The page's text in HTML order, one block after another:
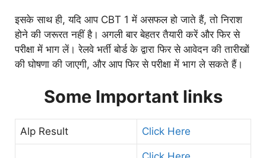
इसके साथ ही, यदि आप CBT 1 में असफल हो जाते हैं, तो निराश
होने की जरूरत नहीं है। अगली बार बेहतर तैयारी करें और फिर से
परीक्षा में भाग लें। रेलवे भर्ती बोर्ड के द्वारा फिर से आवेदन की तारीखों
की घोषणा की जाएगी, और आप फिर से परीक्षा में भाग ले सकते हैं।
Some Important links
Alp Result Click Here